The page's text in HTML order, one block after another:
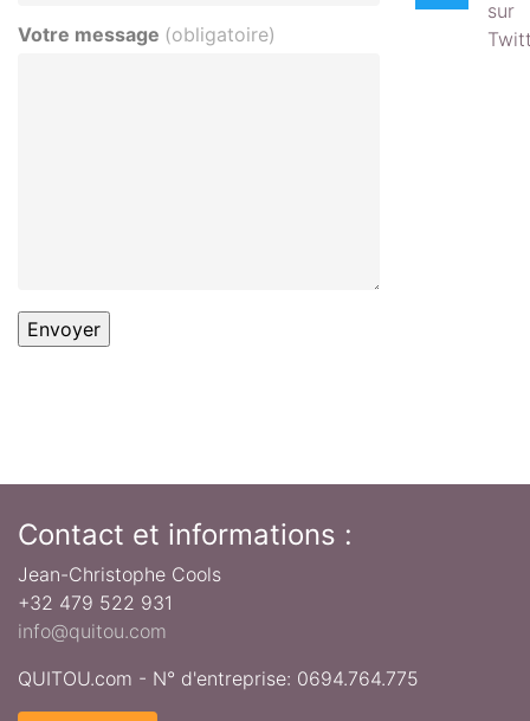
Votre message (obligatoire)
Envoyer
sur
Contact et informations :
Jean-Christophe Cools
+32 479 522 931
info@quitou.com
QUITOU.com - N° d'entreprise: 0694.764.775